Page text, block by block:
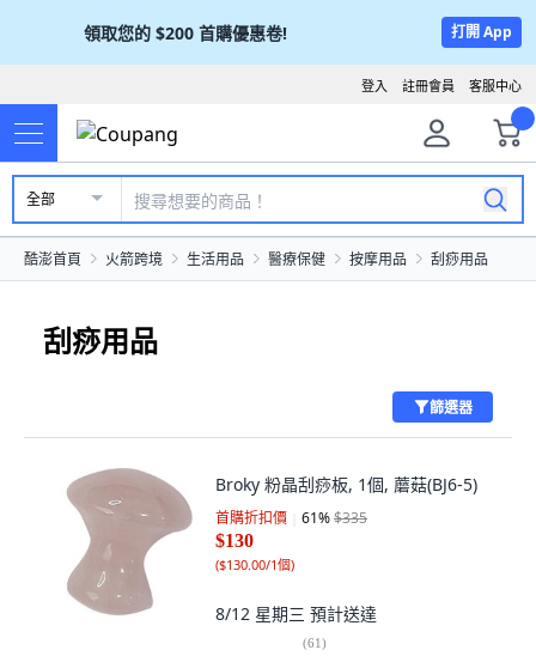
領取您的 $200 首購優惠卷! 打開 App
客服中心
註冊會員
登入
全部
酷澎首頁 火箭跨境 生活用品 醫療保健 按摩用品 刮痧用品
刮痧用品
篩選器
Broky 粉晶刮痧板, 1個, 蘑菇(BJ6-5)
首購折扣價 61%$335
$130
($130.00/1個)
8/12 星期三 預計送達
(61)